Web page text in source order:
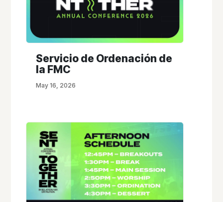
Servicio de Ordenación de
la FMC
May 16, 2026